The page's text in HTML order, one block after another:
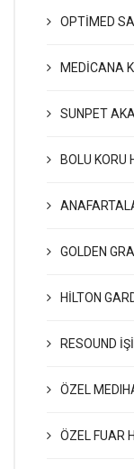
OPTİMED
MEDİCANA
SUNPET
BOLU KORU
GOLDEN
HİLTON
RESOUND
ÖZEL
ÖZEL FUAR